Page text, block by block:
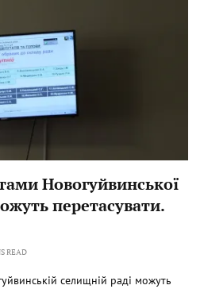
Новогуйвинської
перетасувати.
READ
селищній раді можуть